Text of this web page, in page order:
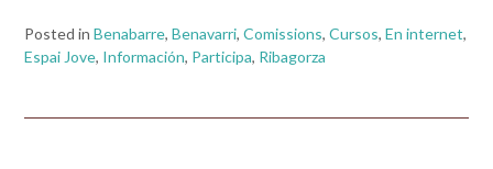
Posted in Benabarre, Benavarri, Comissions, Cursos, En internet,
Espai Jove, Información, Participa, Ribagorza